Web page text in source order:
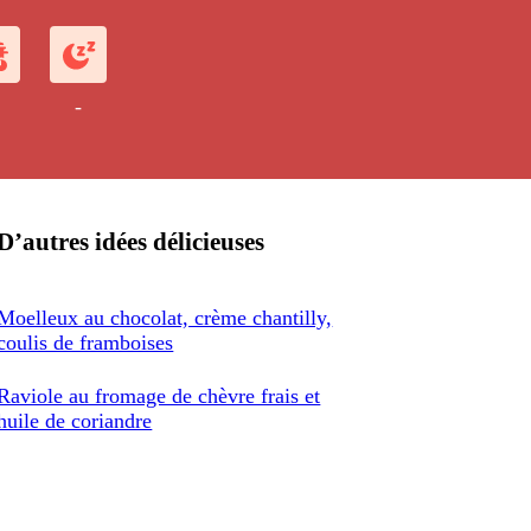
-
idées délicieuses
au chocolat, crème chantilly,
de framboises
au fromage de chèvre frais et
de coriandre